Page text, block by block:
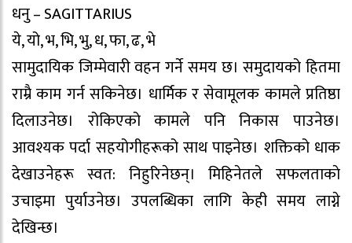
धनु – SAGITTARIUS
ये, यो, भ, भि, भु, ध, फा, ढ, भे
सामुदायिक जिम्मेवारी वहन गर्ने समय छ। समुदायको हितमा
राम्रै काम गर्न सकिनेछ। धार्मिक र सेवामूलक कामले प्रतिष्ठा
दिलाउनेछ। रोकिएको कामले पनि निकास पाउनेछ।
आवश्यक पर्दा सहयोगीहरूको साथ पाइनेछ। शक्तिको धाक
देखाउनेहरू स्वत: निहुरिनेछन्। मिहिनेतले सफलताकाे
उचाइमा पुर्याउनेछ। उपलब्धिका लागि केही समय लाग्ने
देखिन्छ।